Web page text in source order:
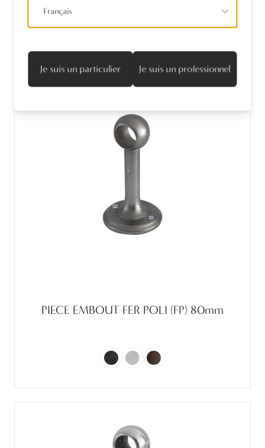
PIECE EMBOUT FER POLI (FP) 80mm
Français
Je suis un particulier Je suis un professionnel